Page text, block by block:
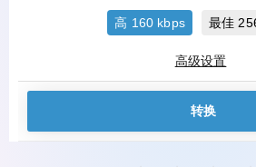
高 160 kbps 最佳
高级设置
转换